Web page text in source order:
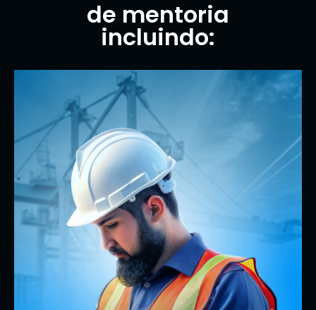
de mentoria
incluindo: